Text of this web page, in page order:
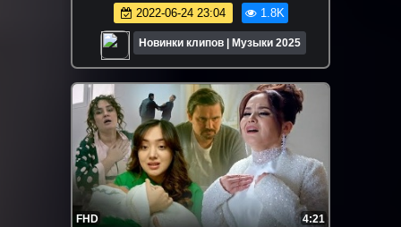
2022-06-24 23:04 1.8K
Новинки клипов | Музыки 2025
FHD 4:21